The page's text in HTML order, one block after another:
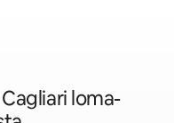
loma-